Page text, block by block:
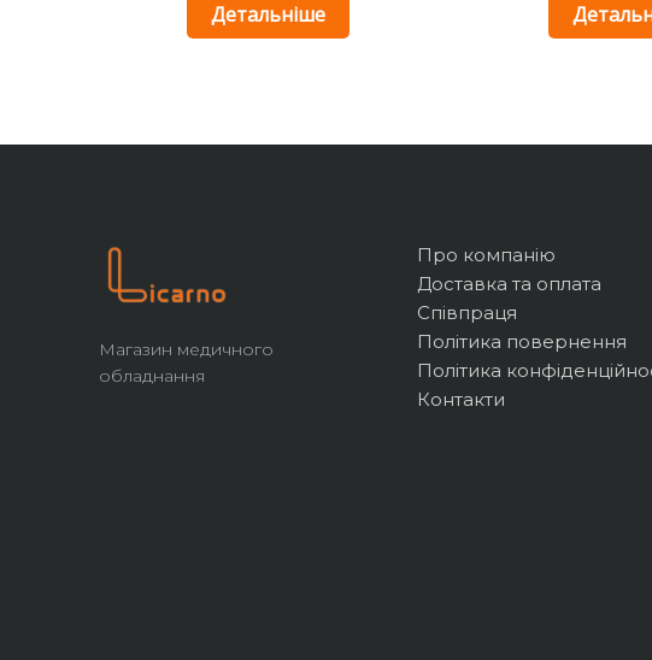
Детальніше
Магазин медичного
обладнання
Про компанію
Доставка та оплата
Співпраця
Політика повернення
Політика
Контакти